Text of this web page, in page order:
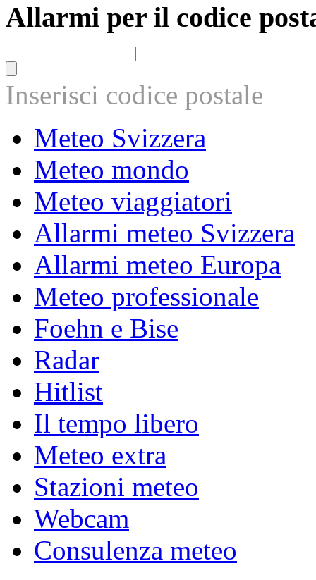
Allarmi per il codice
Inserisci codice postale
Meteo Svizzera
Meteo mondo
Meteo viaggiatori
Allarmi meteo Svizzera
Allarmi meteo Europa
Meteo professionale
Foehn e Bise
Radar
Hitlist
Il tempo libero
Meteo extra
Stazioni meteo
Webcam
Consulenza meteo